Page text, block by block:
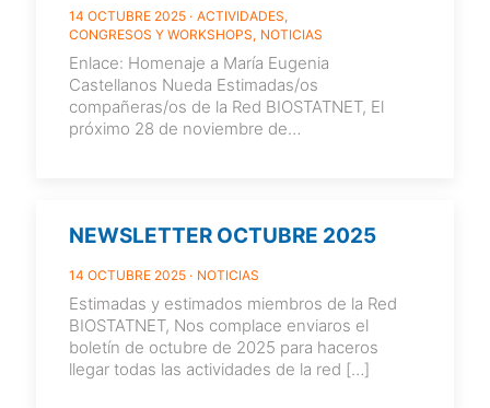
14 OCTUBRE 2025
ACTIVIDADES
CONGRESOS Y WORKSHOPS NOTICIAS
Enlace: Homenaje a María Eugenia
Castellanos Nueda Estimadas/os
compañeras/os de la Red BIOSTATNET, El
próximo 28 de noviembre de
NEWSLETTER OCTUBRE 2025
14 OCTUBRE 2025 NOTICIAS
Estimadas y estimados miembros de la Red
BIOSTATNET, Nos complace enviaros el
boletín de octubre de 2025 para haceros
llegar todas las actividades de la red […]